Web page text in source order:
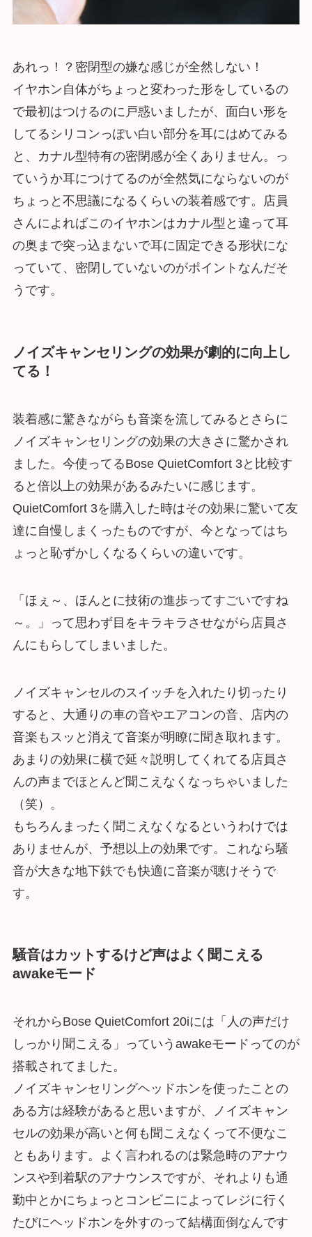
あれっ！？密閉型の嫌な感じが全然しない！
イヤホン自体がちょっと変わった形をしているの
で最初はつけるのに戸惑いましたが、面白い形を
してるシリコンっぽい白い部分を耳にはめてみる
と、カナル型特有の密閉感が全くありません。っ
ていうか耳につけてるのが全然気にならないのが
ちょっと不思議になるくらいの装着感です。店員
さんによればこのイヤホンはカナル型と違って耳
の奥まで突っ込まないで耳に固定できる形状にな
っていて、密閉していないのがポイントなんだそ
うです。
ノイズキャンセリングの効果が劇的に向上し
てる！
装着感に驚きながらも音楽を流してみるとさらに
ノイズキャンセリングの効果の大きさに驚かされ
ました。今使ってるBose QuietComfort 3と比較す
ると倍以上の効果があるみたいに感じます。
QuietComfort 3を購入した時はその効果に驚いて友
達に自慢しまくったものですが、今となってはち
ょっと恥ずかしくなるくらいの違いです。
「ほぇ～、ほんとに技術の進歩ってすごいですね
～。」って思わず目をキラキラさせながら店員さ
んにもらしてしまいました。
ノイズキャンセルのスイッチを入れたり切ったり
すると、大通りの車の音やエアコンの音、店内の
音楽もスッと消えて音楽が明瞭に聞き取れます。
あまりの効果に横で延々説明してくれてる店員さ
んの声までほとんど聞こえなくなっちゃいました
（笑）。
もちろんまったく聞こえなくなるというわけでは
ありませんが、予想以上の効果です。これなら騒
音が大きな地下鉄でも快適に音楽が聴けそうで
す。
騒音はカットするけど声はよく聞こえる
awakeモード
それからBose QuietComfort 20iには「人の声だけ
しっかり聞こえる」っていうawakeモードってのが
搭載されてました。
ノイズキャンセリングヘッドホンを使ったことの
ある方は経験があると思いますが、ノイズキャン
セルの効果が高いと何も聞こえなくって不便なこ
ともあります。よく言われるのは緊急時のアナウ
ンスや到着駅のアナウンスですが、それよりも通
勤中とかにちょっとコンビニによってレジに行く
たびにヘッドホンを外すのって結構面倒なんです